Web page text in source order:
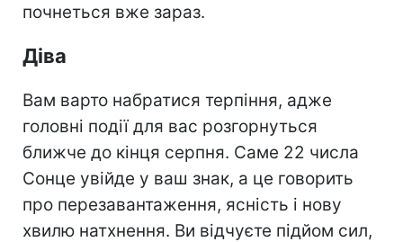
почнеться вже зараз.
Діва
Вам варто набратися терпіння, адже
головні події для вас розгорнуться
ближче до кінця серпня. Саме 22 числа
Сонце увійде у ваш знак, а це говорить
про перезавантаження, ясність і нову
хвилю натхнення. Ви відчуєте підйом сил,